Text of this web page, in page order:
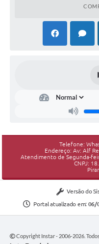
Telefone:
Endereço: Av: Alf
Atendimento de Segunda-
CNPJ:
Versão do
Portal atualizado em: 06/
Copyright Instar - 2006-2026.